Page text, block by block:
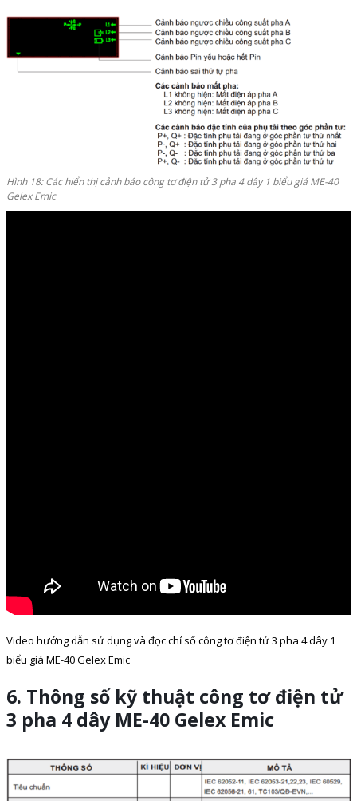
Hình 18: Các hiển thị cảnh báo công tơ điện tử 3 pha 4 dây 1 biểu giá ME-40
Gelex Emic
Video hướng dẫn sử dụng và đọc chỉ số công tơ điện tử 3 pha 4 dây 1
biểu giá ME-40 Gelex Emic
6. Thông số kỹ thuật công tơ điện tử
3 pha 4 dây ME-40 Gelex Emic